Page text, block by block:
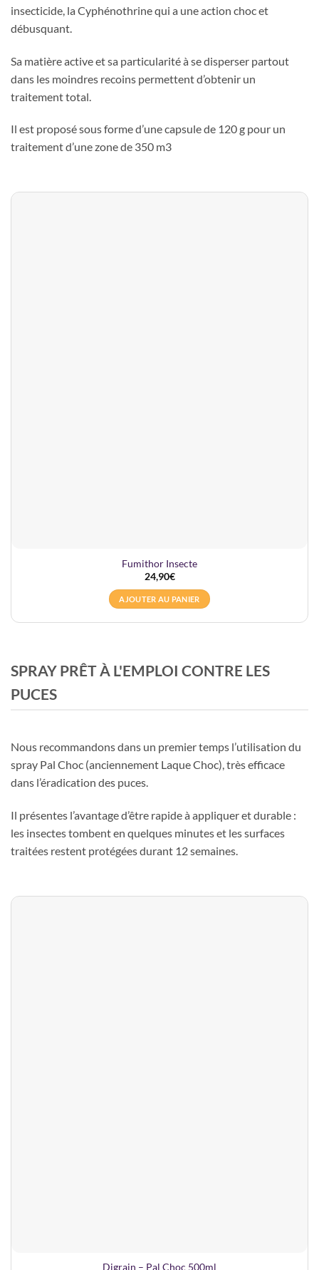
insecticide, la Cyphénothrine qui a une action choc et
débusquant.
Sa matière active et sa particularité à se disperser partout
dans les moindres recoins permettent d’obtenir un
traitement total.
Il est proposé sous forme d’une capsule de 120 g pour un
traitement d’une zone de 350 m3
Fumithor Insecte
24,90€
AJOUTER AU PANIER
SPRAY PRÊT À L'EMPLOI CONTRE LES
PUCES
Nous recommandons dans un premier temps l’utilisation du
spray Pal Choc (anciennement Laque Choc), très efficace
dans l’éradication des puces.
Il présentes l’avantage d’être rapide à appliquer et durable :
les insectes tombent en quelques minutes et les surfaces
traitées restent protégées durant 12 semaines.
Digrain – Pal Choc 500ml